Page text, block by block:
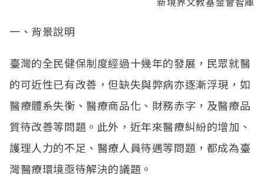
一、背景說明
臺灣的全民健保制度經過十幾年的發展，民眾就醫
的可近性已有改善，但缺失與弊病亦逐漸浮現，如
醫療體系失衡、醫療商品化、財務赤字，及醫療品
質待改善等問題。此外，近年來醫療糾紛的增加、
護理人力的不足、醫療人員待遇等問題，都成為臺
灣醫療環境亟待解決的議題。